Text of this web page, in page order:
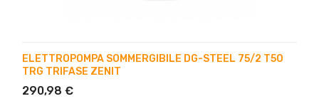
ELETTROPOMPA SOMMERGIBILE DG-STEEL 75/2 T50
TRG TRIFASE ZENIT
290,98 €